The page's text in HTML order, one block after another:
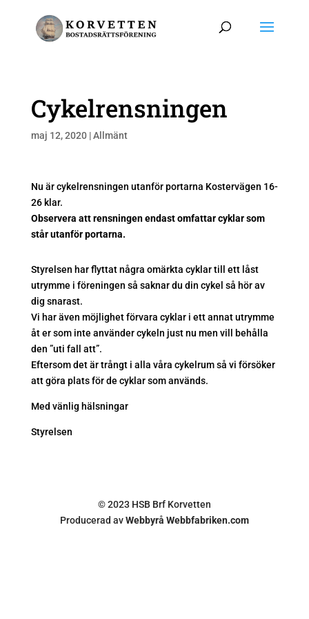
Cykelrensningen
maj 12, 2020|Allmänt
Nu är cykelrensningen utanför portarna Kostervägen 16-
26 klar.
Observera att rensningen endast omfattar cyklar som
står utanför portarna.
Styrelsen har flyttat några omärkta cyklar till ett låst
utrymme i föreningen så saknar du din cykel så hör av
dig snarast.
Vi har även möjlighet förvara cyklar i ett annat utrymme
åt er som inte använder cykeln just nu men vill behålla
den ”uti fall att”.
Eftersom det är trångt i alla våra cykelrum så vi försöker
att göra plats för de cyklar som används.
Med vänlig hälsningar
Styrelsen
© 2023 HSB Brf Korvetten
Producerad avWebbyrå Webbfabriken.com